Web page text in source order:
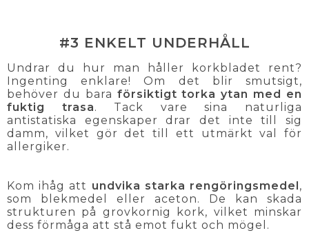
#3 ENKELT UNDERHÅLL
Undrar du hur man håller korkbladet rent?
Ingenting enklare! Om det blir smutsigt,
behöver du bara försiktigt torka ytan med en
fuktig trasa. Tack vare sina naturliga
antistatiska egenskaper drar det inte till sig
damm, vilket gör det till ett utmärkt val för
allergiker.
Kom ihåg att undvika starka rengöringsmedel,
som blekmedel eller aceton. De kan skada
strukturen på grovkornig kork, vilket minskar
dess förmåga att stå emot fukt och mögel.